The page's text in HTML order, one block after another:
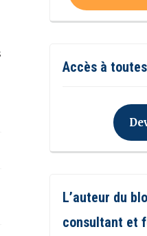
Accès à
L’auteur du
consultant et